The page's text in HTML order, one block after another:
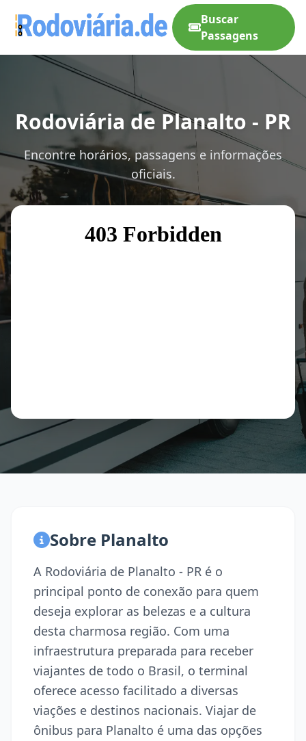
Buscar
Passagens
Rodoviária de Planalto - PR
Encontre horários, passagens e informações
oficiais.
Sobre Planalto
A Rodoviária de Planalto - PR é o
principal ponto de conexão para quem
deseja explorar as belezas e a cultura
desta charmosa região. Com uma
infraestrutura preparada para receber
viajantes de todo o Brasil, o terminal
oferece acesso facilitado a diversas
viações e destinos nacionais. Viajar de
ônibus para Planalto é uma das opções